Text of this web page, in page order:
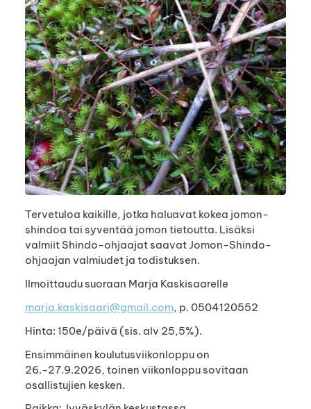
Tervetuloa kaikille, jotka haluavat kokea jomon-
shindoa tai syventää jomon tietoutta. Lisäksi
valmiit Shindo-ohjaajat saavat Jomon-Shindo-
ohjaajan valmiudet ja todistuksen.
Ilmoittaudu suoraan Marja Kaskisaarelle
marja.kaskisaari@gmail.com, p. 0504120552
Hinta: 150e/päivä (sis. alv 25,5%).
Ensimmäinen koulutusviikonloppu on
26.-27.9.2026, toinen viikonloppu sovitaan
osallistujien kesken.